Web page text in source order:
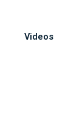
Videos